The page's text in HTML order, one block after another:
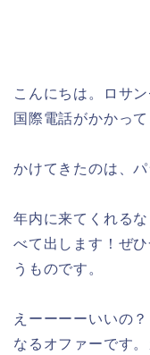
こんにちは。ロサ
国際電話がかかって
かけてきたのは、パ
年内に来てくれる
べて出します！ぜ
うものです。
えーーーーいい
なるオファーです